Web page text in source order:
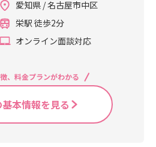
愛知県 / 名古屋市中区
栄駅 徒歩2分
オンライン面談対応
、料金プランがわかる
本情報を見る